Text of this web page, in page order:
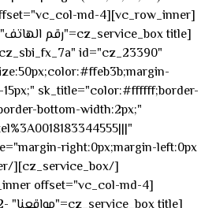
id="cz_23390"
sk_title="color:#ffffff;border-
bottom-width:2px;"
right:0px;margin-left:0px;"]